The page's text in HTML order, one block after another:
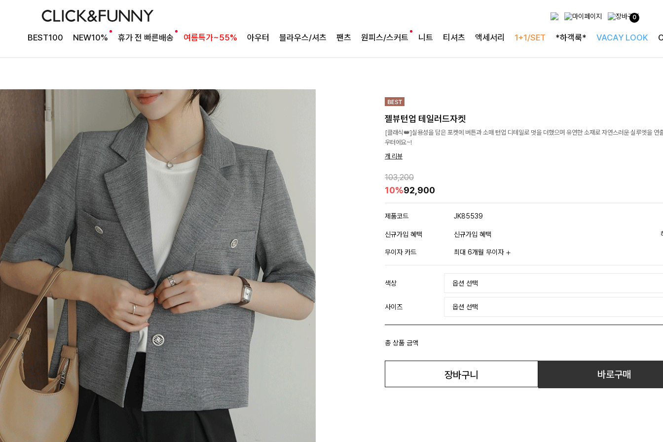
0
BEST100 NEW10% 휴가 전 빠른배송 여름특가~55% 아우터 블라우스/셔츠 팬츠 원피스/스커트 니트 티셔츠 액세서리 1+1/SET *하객룩* VACAY LOOK
젤뷰턴업 테일러드자켓
[클래식👑]실용성을 담은 포켓에 버튼과 소매 턴업 디테일로 멋을 더했으며 유연한 소재로 자연스러운 실루엣을 연
우터에요~!
개 리뷰
103,200
10%92,900
제품코드 JK85539
신규가입 혜택 신규가입 혜택
무이자 카드 최대 6개월 무이자
색상
사이즈
총 상품 금액
장바구니 바로구매